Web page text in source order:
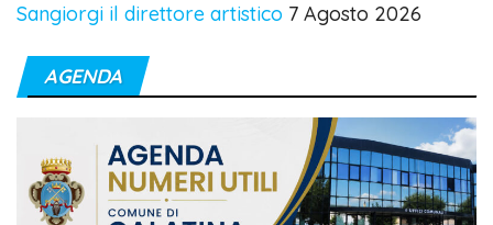
Sangiorgi il direttore artistico 7 Agosto 2026
AGENDA